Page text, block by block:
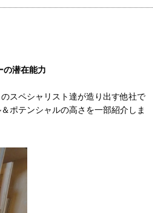
の潜在能力
スペシャリスト達が造り出す他社で
ポテンシャルの高さを一部紹介しま